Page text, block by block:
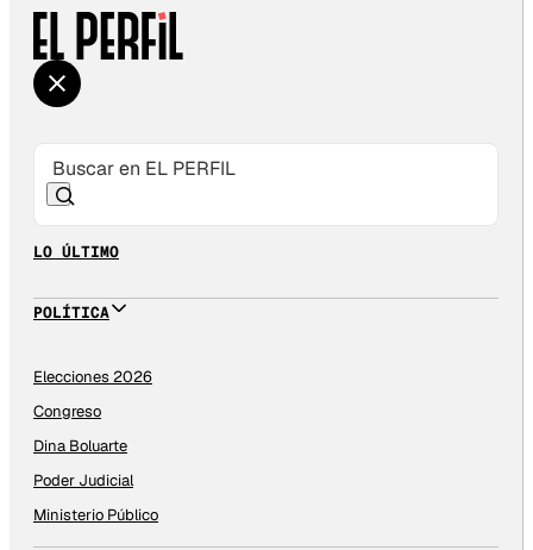
LO ÚLTIMO
POLÍTICA
Elecciones 2026
Congreso
Dina Boluarte
Poder Judicial
Ministerio Público